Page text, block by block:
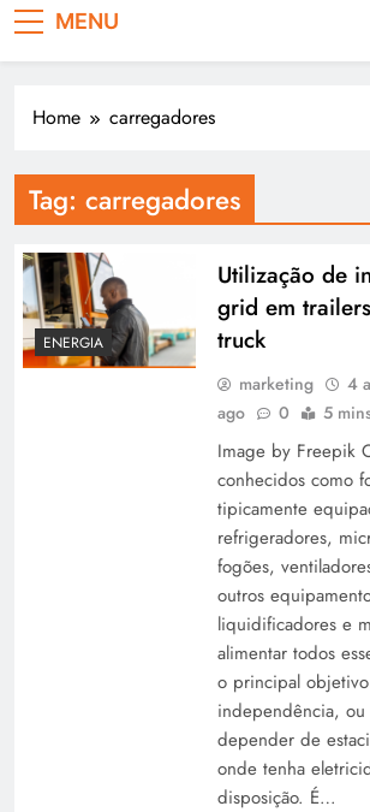
MENU
Home carregadores
Tag: carregadores
ENERGIA
Utilização de
grid em
truck
marketing
4
ago
0 5
Image by Freepik
conhecidos como
tipicamente
refrigeradores,
fogões,
outros
liquidificadores e
alimentar todos
o principal
independência, ou
depender de
onde tenha
disposição. É…